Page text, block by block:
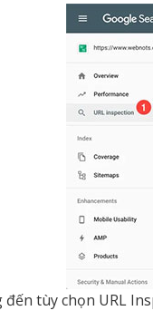
tùy chọn URL